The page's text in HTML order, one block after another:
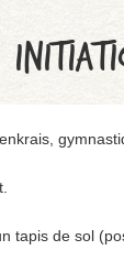
tapis de sol